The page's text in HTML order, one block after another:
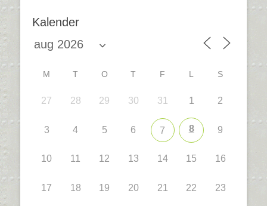
Kalender
M T O T F L S
27 28 29 30 31 1 2
3 4 5 6 7 8 9
10 11 12 13 14 15 16
17 18 19 20 21 22 23